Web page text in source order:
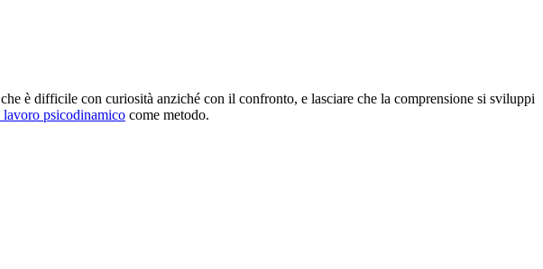
è difficile con curiosità anziché con il confronto, e lasciare che la comprensione si sviluppi
psicodinamico come metodo.